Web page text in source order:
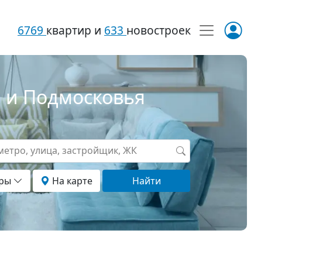
6769 квартир и 633 новостроек
Подмосковья
улица, застройщик, ЖК
На карте Найти